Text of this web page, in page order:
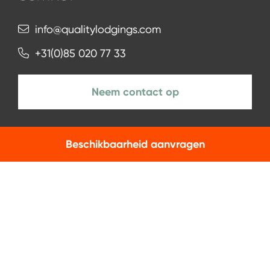
Beschikbaarheid aanvragen
info@qualitylodgings.com
+31(0)85 020 77 33
Neem contact op